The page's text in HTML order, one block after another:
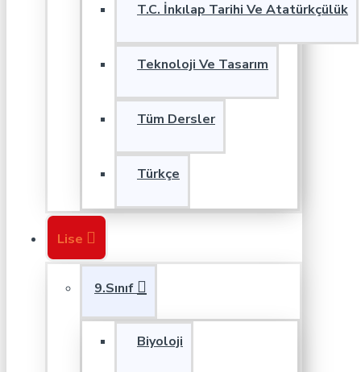
T.C. İnkılap Tarihi Ve Atatürkçülük
Teknoloji Ve Tasarım
Tüm Dersler
Türkçe
Lise
9.Sınıf
Biyoloji